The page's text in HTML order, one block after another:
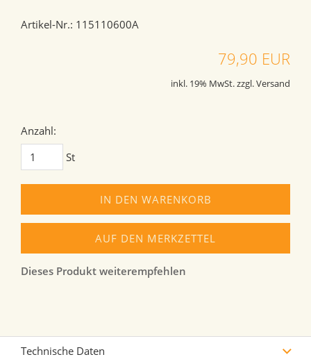
Artikel-Nr.: 115110600A
79,90 EUR
inkl. 19% MwSt. zzgl. Versand
Anzahl:
St
IN DEN WARENKORB
AUF DEN MERKZETTEL
Dieses Produkt weiterempfehlen
Technische Daten